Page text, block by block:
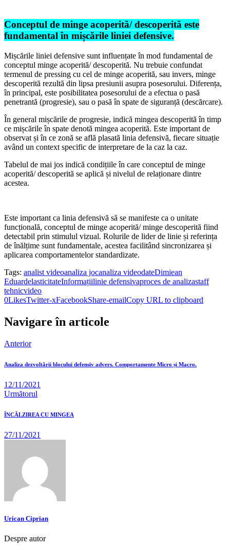
Conceptul de minge acoperită/ descoperită este
fundamental în mișcările liniei defensive.
Mișcările liniei defensive sunt influențate în mod fundamental de
conceptul minge acoperită/ descoperită. Nu trebuie confundat
termenul de pressing cu cel de minge acoperită, sau invers, minge
descoperită rezultă din lipsa presiunii asupra posesorului. Diferența,
în principal, este posibilitatea posesorului de a efectua o pasă
penetrantă (progresie), sau o pasă în spate de siguranță (descărcare).
În general mișcările de progresie, indică mingea descoperită în timp
ce mișcările în spate denotă mingea acoperită. Este important de
observat și în ce zonă se află plasată linia defensivă, fiecare situație
având un context specific de interpretare de la caz la caz.
Tabelul de mai jos indică condițiile în care conceptul de minge
acoperită/ descoperită se aplică și nivelul de relaționare dintre
acestea.
Este important ca linia defensivă să se manifeste ca o unitate
funcțională, conceptul de minge acoperită/ minge descoperită fiind
detectabil prin stimulul vizual. Rolurile de lider de linie și referința
de înălțime sunt fundamentale, acestea facilitând sincronizarea și
aplicarea comportamentelor standardizate.
Tags: analist videoanaliza jocanaliza videodateDimiean
EduardelasticitateInformațiilinie defensivaproces de analizastaff
tehnicvideo
0LikesTwitter-xFacebookShare-emailCopy URL to clipboard
Navigare în articole
Anterior
Analiza dezvoltării blocului defensiv advers. Comportamente Micro și Macro.
12/11/2021
Următorul
ÎNCĂLZIREA CU MINGEA
27/11/2021
Urican Ciprian
Despre autor